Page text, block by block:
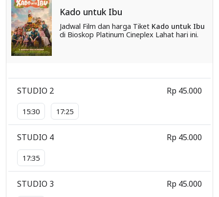
Kado untuk Ibu
Jadwal Film dan harga Tiket Kado untuk Ibu
di Bioskop Platinum Cineplex Lahat hari ini.
STUDIO 2
15:30 17:25
Rp 45.000
STUDIO 4
17:35
Rp 45.000
STUDIO 3 Rp 45.000